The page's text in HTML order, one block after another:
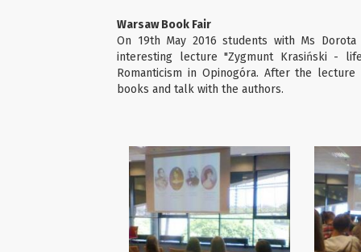
Warsaw Book Fair
On 19th May 2016 students with Ms
interesting lecture "Zygmunt Krasiński -
Romanticism in Opinogóra. After the
books and talk with the authors.